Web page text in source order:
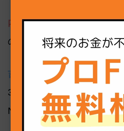
内田：日本株は年初から結
のね。
吉崎：
ここ数千円で上がっ
3,000円ぐらい上がったこと
NISAへの効果があったので